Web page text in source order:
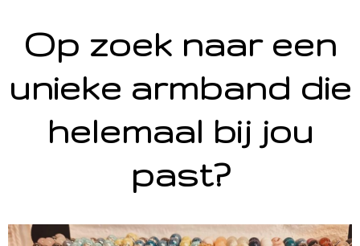
Op zoek naar een
unieke armband die
helemaal bij jou
past?